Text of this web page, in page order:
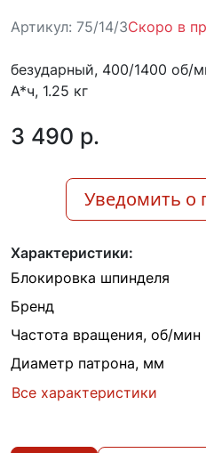
Артикул: 75/14/3Скоро в
безударный, 400/1400 об/
А*ч, 1.25 кг
3 490 p.
Уведомить о
Характеристики:
Блокировка шпинделя
Бренд
Частота вращения, об/мин
Диаметр патрона, мм
Все характеристики